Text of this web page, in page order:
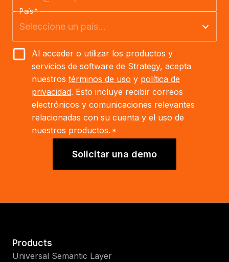
País*
Al acceder o utilizar los productos y
servicios de software de Strategy, acepta
nuestros términos de uso y política de
privacidad. Esto incluye recibir correos
electrónicos y comunicaciones relevantes
relacionadas con su cuenta y el uso de
nuestros productos. *
Solicitar una demo
Products
Universal Semantic Layer